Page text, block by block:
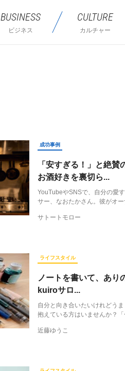
BUSINESS
ビジネス
CULTURE
カルチャー
成功事例
「安すぎる！」と絶
お酒好きを裏切ら...
YouTubeやSNSで、自分の愛
サー、なおたかさん。彼がオ
サトートモロー
ライフスタイル
ノートを書いて、あり
kuiroサロ...
自分と向き合いたいけれどう
抱えている方はいませんか？
近藤ゆうこ